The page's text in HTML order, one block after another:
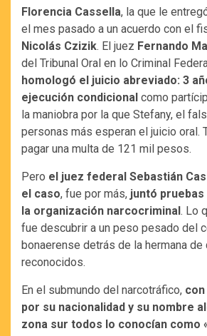
Florencia Cassella, la que le
el mes pasado a un acuerdo con el
Nicolás Czizik. El juez Fernando
del Tribunal Oral en lo Criminal
homologó el juicio abreviado: 3
ejecución condicional como
la maniobra por la que Stefany, el
personas más esperan el juicio oral.
pagar una multa de 121 mil pesos.
Pero el juez federal Sebastián
el caso, fue por más, juntó
la organización narcocriminal. Lo
fue descubrir a un peso pesado del
bonaerense detrás de la hermana
reconocidos.
En el submundo del narcotráfico,
por su nacionalidad y su nombre
zona sur todos lo conocían como